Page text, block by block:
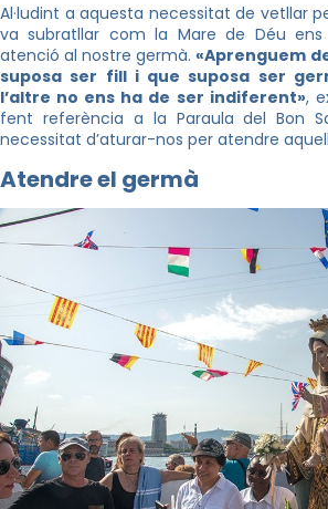
Al·ludint a aquesta necessitat de vetllar
va subratllar com la Mare de Déu
atenció al nostre germà.«Aprenguem
suposa ser fill i que suposa ser
l’altre no ens ha de ser indiferent»,
fent referència a la Paraula del Bon
necessitat d’aturar-nos per atendre
Atendre el germà